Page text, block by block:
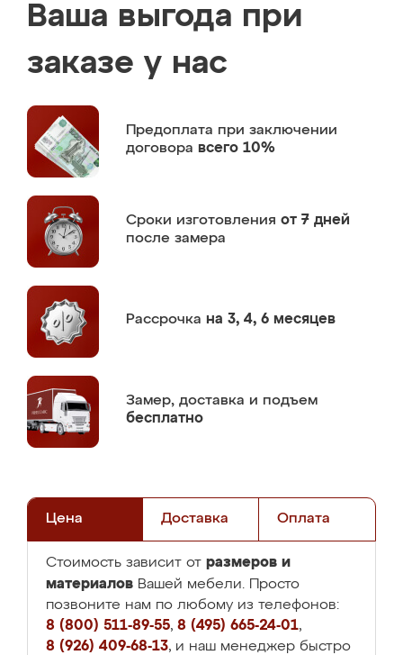
Ваша выгода при
заказе у нас
Предоплата при заключении
договора всего 10%
Сроки изготовления от 7 дней
после замера
Рассрочка на 3, 4, 6 месяцев
Замер, доставка и подъем
бесплатно
Цена Доставка Оплата
Стоимость зависит от размеров и
материалов Вашей мебели. Просто
позвоните нам по любому из телефонов:
8 (800) 511-89-55, 8 (495) 665-24-01,
8 (926) 409-68-13, и наш менеджер быстро